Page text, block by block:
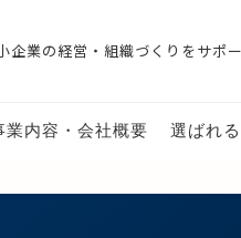
企業の経営・組織づくりをサポ
業内容・会社概要 選ばれ